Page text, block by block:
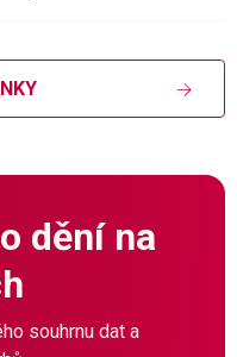
dění na
souhrnu dat a